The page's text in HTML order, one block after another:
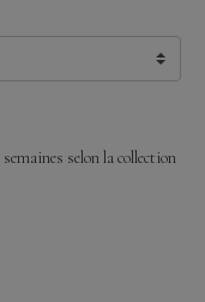
selon la collection